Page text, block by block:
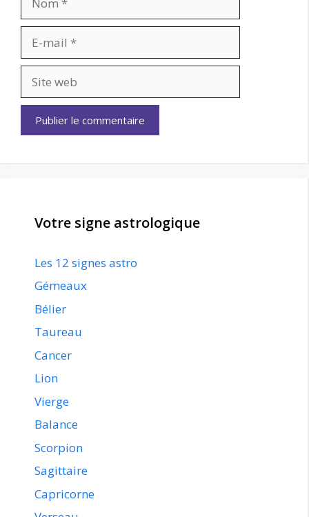
mail
web
Votre signe astrologique
Les 12 signes astro
Gémeaux
Bélier
Taureau
Cancer
Lion
Vierge
Balance
Scorpion
Sagittaire
Capricorne